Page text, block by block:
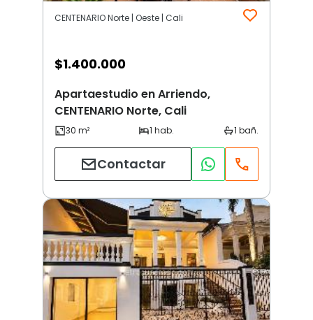
CENTENARIO Norte | Oeste | Cali
$1.400.000
Apartaestudio en Arriendo,
CENTENARIO Norte, Cali
Contactar